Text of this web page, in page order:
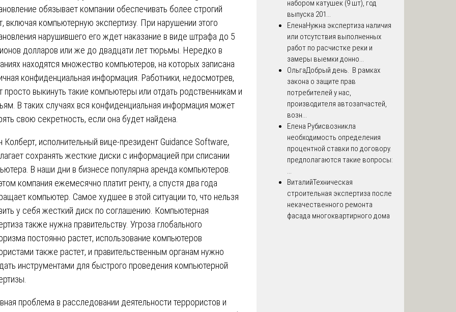
обязывает компании обеспечивать более строгий
включая компьютерную экспертизу. При нарушении этого
нарушившего его ждет наказание в виде штрафа до 5
долларов или же до двадцати лет тюрьмы. Нередко в
находятся множество компьютеров, на которых записана
конфиденциальная информация. Работники, недосмотрев,
просто выкинуть такие компьютеры или отдать родственникам и
В таких случаях вся конфиденциальная информация может
свою секретность, если она будет найдена.
исполнительный вице-президент Guidance Software,
сохранять жесткие диски с информацией при списании
В наши дни в бизнесе популярна аренда компьютеров.
компания ежемесячно платит ренту, а спустя два года
компьютер. Самое худшее в этой ситуации то, что нельзя
у себя жесткий диск по соглашению. Компьютерная
также нужна правительству. Угроза глобального
постоянно растет, использование компьютеров
также растет, и правительственным органам нужно
инструментами для быстрого проведения компьютерной
проблема в расследовании деятельности террористов и
набором катушек (9 шт), год
выпуска 201...
ЕленаНужна экспертиза наличия
или отсутствия выполненных
работ по расчистке реки и
замеры выемки донно...
ОльгаДобрый день. В рамках
закона о защите прав
потребителей у нас,
производителя автозапчастей,
возн...
Елена Рубисвозникла
необходимость определения
процентной ставки по договору.
предполагаются такие вопросы:
...
ВиталийТехническая
строительная экспертиза после
некачественного ремонта
фасада многоквартирного дома